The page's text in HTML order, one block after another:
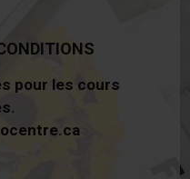
pour les cours